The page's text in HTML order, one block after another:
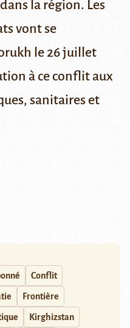
la région. Les
vont se
le 26 juillet
à ce conflit aux
sanitaires et
Conflit
Frontière
Kirghizstan